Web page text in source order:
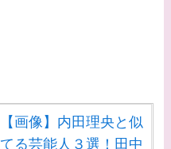
【画像】内田理央と似
てる芸能人３選！田中